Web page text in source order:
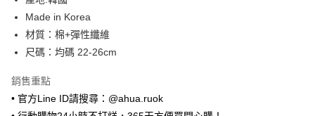
街口支付
悠遊付
ATM付款
Made in Korea
材質：棉+彈性纖維
尺碼：均碼 22-26cm
銷售重點
• 官方Line ID請搜尋：@ahua.ruok